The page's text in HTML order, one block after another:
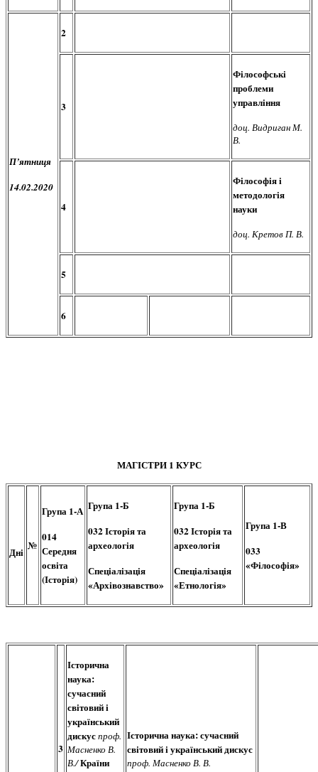
П’ятниця
14.02.2020
2
3
Філософські
проблеми
управління
доц. Видриган М.
В.
4
Філософія і
методологія
науки
доц. Кретов П. В.
5
6
МАГІСТРИ 1 КУРС
Дні
№
Група 1-А
014
Середня
освіта
(Історія)
Група 1-Б
032 Історія та
археологія
Спеціалізація
«Архівознавство»
Група 1-Б
032 Історія та
археологія
Спеціалізація
«Етнологія»
Група 1-В
033
«Філософія»
3
Історична
наука:
сучасний
світовий і
український
дискуспроф.
Масненко В.
В./Країни
Історична наука: сучасний
світовий і український дискус
проф. Масненко В. В.